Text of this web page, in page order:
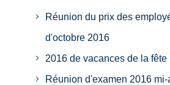
Réunion du prix des
d'octobre 2016
2016 de vacances de la
Réunion d'examen 2016